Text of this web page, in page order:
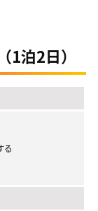
1泊2日）
る